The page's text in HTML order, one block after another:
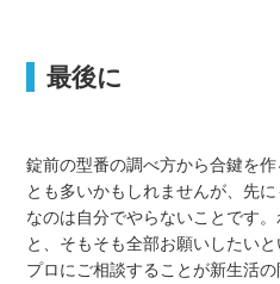
最後に
錠前の型番の調べ方から合鍵を
とも多いかもしれませんが、先
なのは自分でやらないことです
と、そもそも全部お願いしたい
プロにご相談することが新生活